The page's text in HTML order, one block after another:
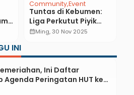
CommunityEvent
Tuntas di Kebumen:
Liga Perkutut Piyik
Jateng 2025 Resmi
calendar_monthMing, 30 Nov 2025
INI
Ini Daftar
Agenda Peringatan HUT ke-
Hari Jadi ke-397 Kabupaten